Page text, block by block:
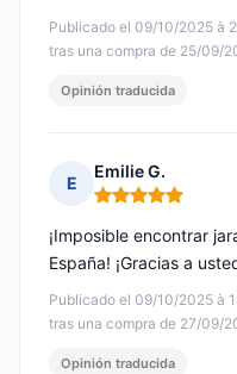
Publicado el 09/10/2025 à
tras una compra de 25/09/
Opinión traducida
E
Emilie G.
Nota: 5 de 5
Publicado el 09/10/2025 à
tras una compra de 27/09/
¡Imposible encontrar
España! ¡Gracias a
Opinión traducida